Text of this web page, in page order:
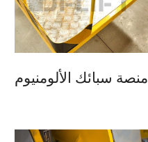
منصة سبائك الألومنيوم